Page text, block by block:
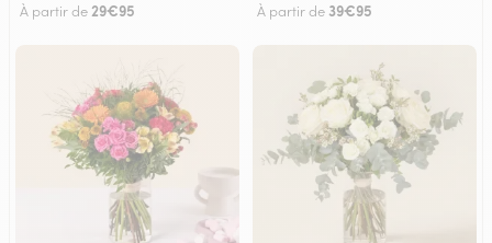
À partir de 29€95 À partir de 39€95